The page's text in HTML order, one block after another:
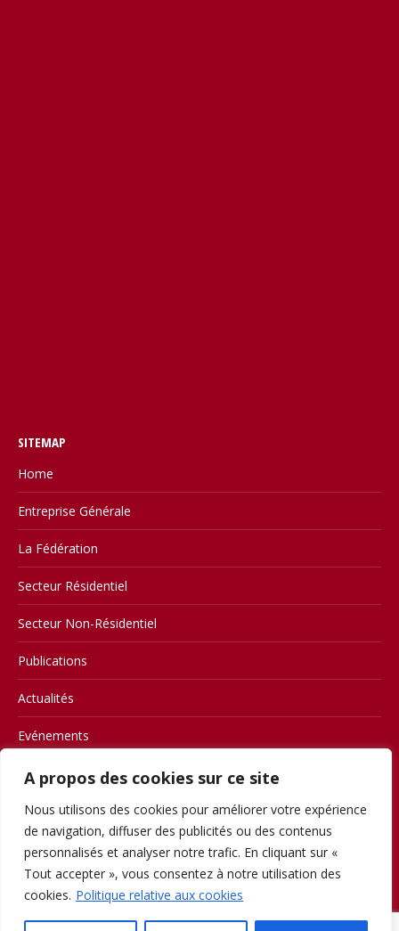
A propos des cookies sur ce site
Nous utilisons des cookies pour améliorer votre expérience
de navigation, diffuser des publicités ou des contenus
personnalisés et analyser notre trafic. En cliquant sur «
Tout accepter », vous consentez à notre utilisation des
cookies. Politique relative aux cookies
SITEMAP
Home
Entreprise Générale
La Fédération
Secteur Résidentiel
Secteur Non-Résidentiel
Publications
Actualités
Evénements
Contact
Members
Conditions d’utilisation